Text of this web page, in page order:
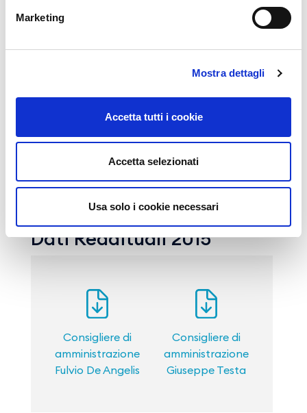
Marketing
Mostra dettagli
Accetta tutti i cookie
Accetta selezionati
Usa solo i cookie necessari
Dati reddituali e patrimoniali di cui all'art. 14
amministrazione
Fulvio De Angelis
amministrazione
Giuseppe Testa
Dati Reddituali 2015
Consigliere di
amministrazione
Fulvio De Angelis
Consigliere di
amministrazione
Giuseppe Testa